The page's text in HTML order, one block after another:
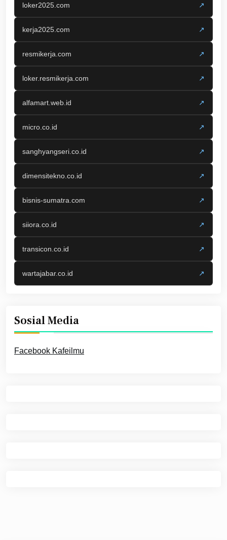
loker2025.com ↗
kerja2025.com ↗
resmikerja.com ↗
loker.resmikerja.com ↗
alfamart.web.id ↗
micro.co.id ↗
sanghyangseri.co.id ↗
dimensitekno.co.id ↗
bisnis-sumatra.com ↗
siiora.co.id ↗
transicon.co.id ↗
wartajabar.co.id ↗
Sosial Media
Facebook Kafeilmu